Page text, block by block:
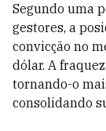
Segundo uma
gestores, a
convicção no
dólar. A
tornando-o
consolidando